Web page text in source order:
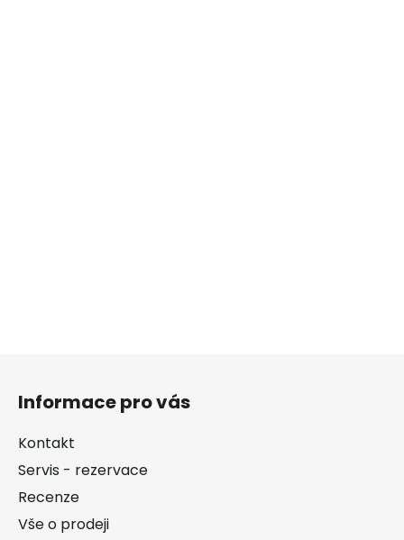
Informace pro vás
Kontakt
Servis - rezervace
Recenze
Vše o prodeji